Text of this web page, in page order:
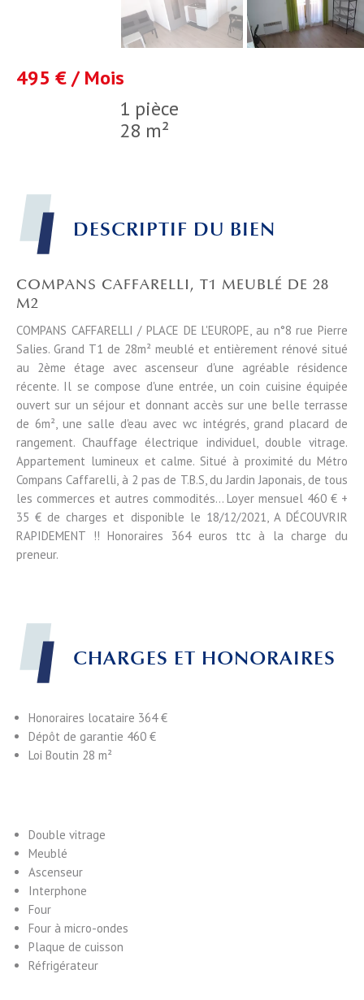
1 pièce
28 m²
495 € / Mois
DESCRIPTIF DU BIEN
COMPANS CAFFARELLI, T1 MEUBLÉ DE 28
M2
COMPANS CAFFARELLI / PLACE DE L'EUROPE, au n°8 rue Pierre
Salies. Grand T1 de 28m² meublé et entièrement rénové situé
au 2ème étage avec ascenseur d'une agréable résidence
récente. Il se compose d'une entrée, un coin cuisine équipée
ouvert sur un séjour et donnant accès sur une belle terrasse
de 6m², une salle d'eau avec wc intégrés, grand placard de
rangement. Chauffage électrique individuel, double vitrage.
Appartement lumineux et calme. Situé à proximité du Métro
Compans Caffarelli, à 2 pas de T.B.S, du Jardin Japonais, de tous
les commerces et autres commodités... Loyer mensuel 460 € +
35 € de charges et disponible le 18/12/2021, A DÉCOUVRIR
RAPIDEMENT !! Honoraires 364 euros ttc à la charge du
preneur.
Double vitrage
Meublé
Ascenseur
Interphone
Four
Four à micro-ondes
Plaque de cuisson
Réfrigérateur
CHARGES ET HONORAIRES
Honoraires locataire 364 €
Dépôt de garantie 460 €
Loi Boutin 28 m²